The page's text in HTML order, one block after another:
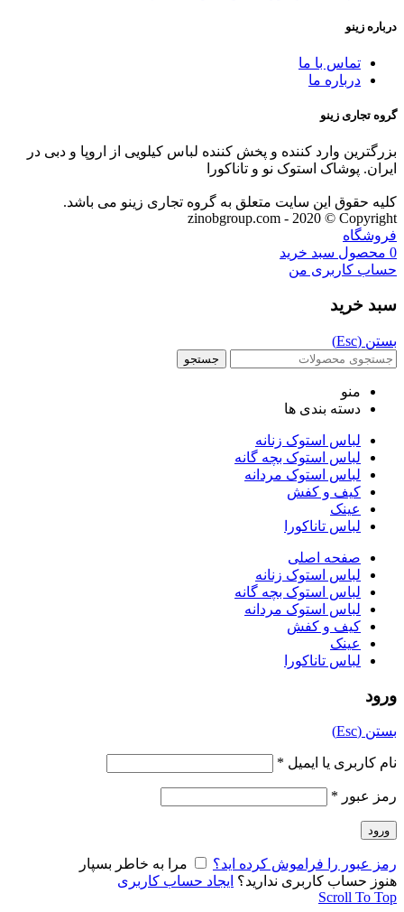
درباره زینو
تماس با ما
درباره ما
گروه تجاری زینو
بزرگترین وارد کننده و پخش کننده لباس کیلویی از اروپا و دبی در
ایران. پوشاک استوک نو و تاناکورا
کلیه حقوق این سایت متعلق به گروه تجاری زینو می باشد.
zinobgroup.com - 2020 © Copyright
فروشگاه
0 محصول سبد خرید
حساب کاربری من
سبد خرید
بستن (Esc)
جستجو
منو
دسته بندی ها
لباس استوک زنانه
لباس استوک بچه گانه
لباس استوک مردانه
کیف و کفش
عینک
لباس تاناکورا
صفحه اصلی
لباس استوک زنانه
لباس استوک بچه گانه
لباس استوک مردانه
کیف و کفش
عینک
لباس تاناکورا
ورود
بستن (Esc)
نام کاربری یا ایمیل *
رمز عبور *
ورود
رمز عبور را فراموش کرده اید؟
مرا به خاطر بسپار
هنوز حساب کاربری ندارید؟ ایجاد حساب کاربری
Scroll To Top